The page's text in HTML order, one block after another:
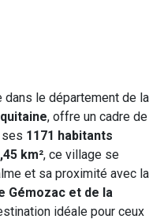
dans le département de la
, offre un cadre de
1171 habitants
km², ce village se
et sa proximité avec la
Gémozac et de la
idéale pour ceux